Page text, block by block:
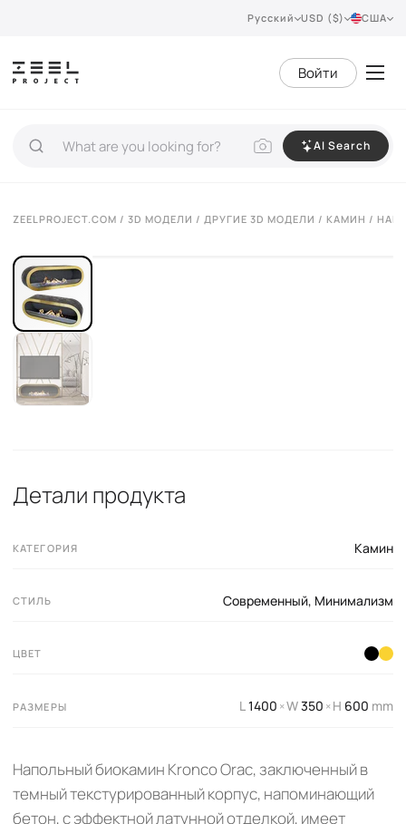
Русский USD ($) США
Войти
AI Search
ZEELPROJECT.COM / 3D МОДЕЛИ / ДРУГИЕ 3D МОДЕЛИ / КАМИН /
VIEW 360°
Детали продукта
КАТЕГОРИЯ Камин
СТИЛЬ Современный, Минимализм
ЦВЕТ
РАЗМЕРЫ L1400 ×W350 ×H 600 mm
Напольный биокамин Kronco Orac, заключенный в
темный текстурированный корпус, напоминающий
бетон, с эффектной латунной отделкой, имеет